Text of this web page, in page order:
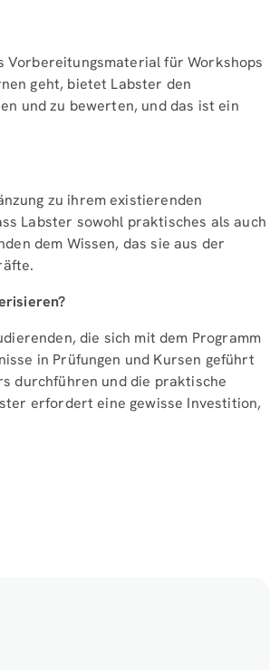
Vorbereitungsmaterial für Workshops
geht, bietet Labster den
und zu bewerten, und das ist ein
zu ihrem existierenden
Labster sowohl praktisches als auch
dem Wissen, das sie aus der
die sich mit dem Programm
in Prüfungen und Kursen geführt
durchführen und die praktische
erfordert eine gewisse Investition,